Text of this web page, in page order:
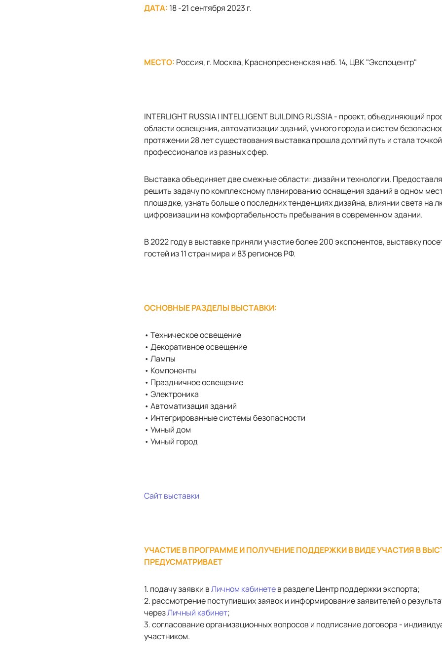
ДАТА: 18 -21 сентября 2023 г.
МЕСТО: Россия, г. Москва, Краснопресненская наб. 14, ЦВК "Экспоцентр"
INTERLIGHT RUSSIA | INTELLIGENT BUILDING RUSSIA - проект, объединяющий
области освещения, автоматизации зданий, умного города и систем
протяжении 28 лет существования выставка прошла долгий путь и стала
профессионалов из разных сфер.
Выставка объединяет две смежные области: дизайн и технологии.
решить задачу по комплексному планированию оснащения зданий в одном
площадке, узнать больше о последних тенденциях дизайна, влиянии света на
цифровизации на комфортабельность пребывания в современном здании.
В 2022 году в выставке приняли участие более 200 экспонентов, выставку
гостей из 11 стран мира и 83 регионов РФ.
ОСНОВНЫЕ РАЗДЕЛЫ ВЫСТАВКИ:
• Техническое освещение
• Декоративное освещение
• Лампы
• Компоненты
• Праздничное освещение
• Электроника
• Автоматизация зданий
• Интегрированные системы безопасности
• Умный дом
• Умный город
Сайт выставки
УЧАСТИЕ В ПРОГРАММЕ И ПОЛУЧЕНИЕ ПОДДЕРЖКИ В ВИДЕ УЧАСТИЯ В
ПРЕДУСМАТРИВАЕТ
1. подачу заявки вЛичном кабинетев разделе Центр поддержки экспорта;
2. рассмотрение поступивших заявок и информирование заявителей о
черезЛичный кабинет;
3. согласование организационных вопросов и подписание договора -
участником.